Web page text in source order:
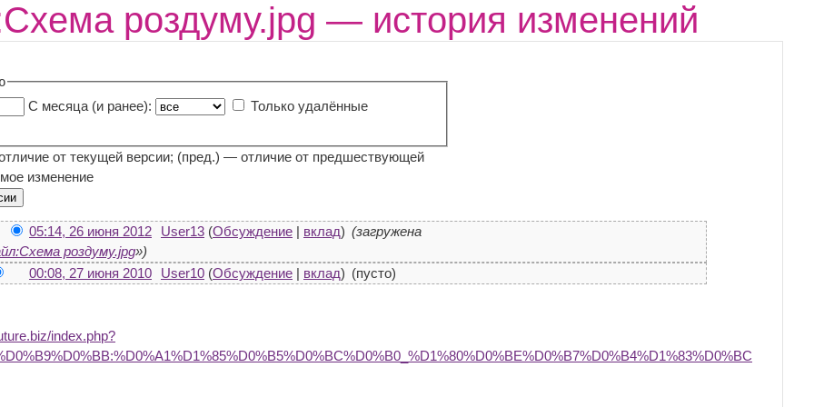
роздуму.jpg — история изменений
С месяца (и ранее):
Только удалённые
от текущей версии; (пред.) — отличие от предшествующей
изменение
05:14, 26 июня 2012 User13 (Обсуждение | вклад) (загружена
роздуму.jpg»)
00:08, 27 июня 2010
User10 (Обсуждение | вклад) (пусто)
index.php?